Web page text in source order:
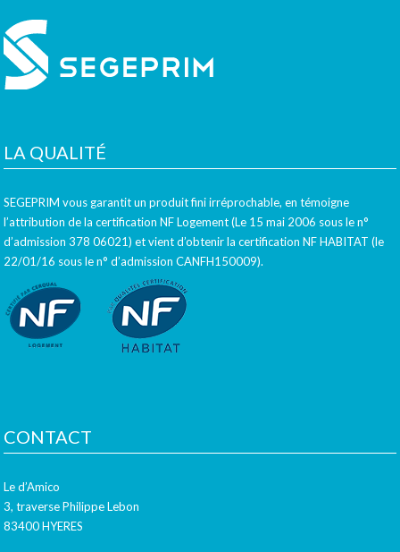
LA QUALITÉ
SEGEPRIM vous garantit un produit fini irréprochable, en témoigne
l’attribution de la certification NF Logement (Le 15 mai 2006 sous le n°
d’admission 378 06021) et vient d’obtenir la certification NF HABITAT (le
22/01/16 sous le n° d’admission CANFH150009).
CONTACT
Le d’Amico
3, traverse Philippe Lebon
83400 HYERES